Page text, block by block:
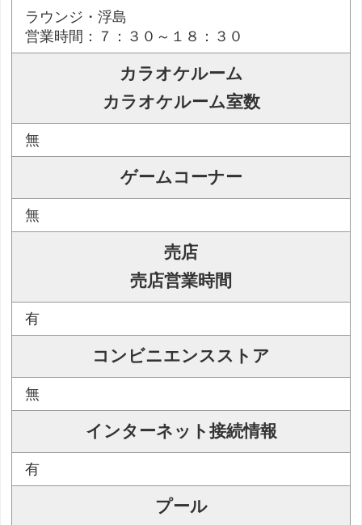
ラウンジ・浮島
営業時間：７：３０～１８：３０
カラオケルーム
カラオケルーム室数
無
ゲームコーナー
無
売店
売店営業時間
有
コンビニエンスストア
無
インターネット接続情報
有
プール